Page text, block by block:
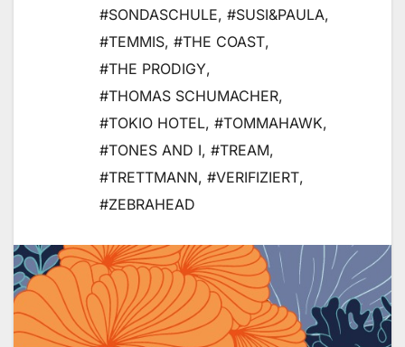
#SONDASCHULE, #SUSI&PAULA,
#TEMMIS, #THE COAST,
#THE PRODIGY,
#THOMAS SCHUMACHER,
#TOKIO HOTEL, #TOMMAHAWK,
#TONES AND I, #TREAM,
#TRETTMANN, #VERIFIZIERT,
#ZEBRAHEAD